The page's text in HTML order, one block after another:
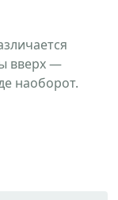
вверх —
наоборот.